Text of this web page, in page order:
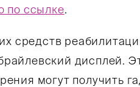
по ссылке.
средств
дисплей.
могут получить